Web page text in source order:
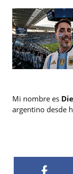
Mi nombre es
argentino desde